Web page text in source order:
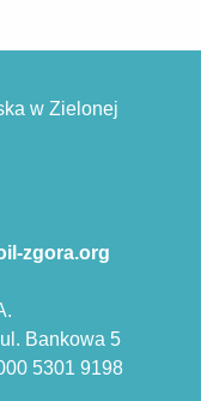
w Zielonej
zgora.org
Bankowa 5
5301 9198